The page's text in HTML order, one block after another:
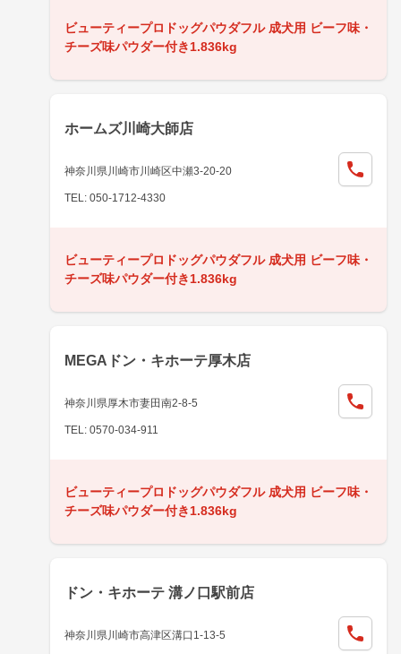
ビューティープロドッグパウダフル 成犬用 ビーフ味・
チーズ味パウダー付き1.836kg
ホームズ川崎大師店
神奈川県川崎市川崎区中瀬3-20-20
TEL: 050-1712-4330
ビューティープロドッグパウダフル 成犬用 ビーフ味・
チーズ味パウダー付き1.836kg
MEGAドン・キホーテ厚木店
神奈川県厚木市妻田南2-8-5
TEL: 0570-034-911
ビューティープロドッグパウダフル 成犬用 ビーフ味・
チーズ味パウダー付き1.836kg
ドン・キホーテ 溝ノ口駅前店
神奈川県川崎市高津区溝口1-13-5